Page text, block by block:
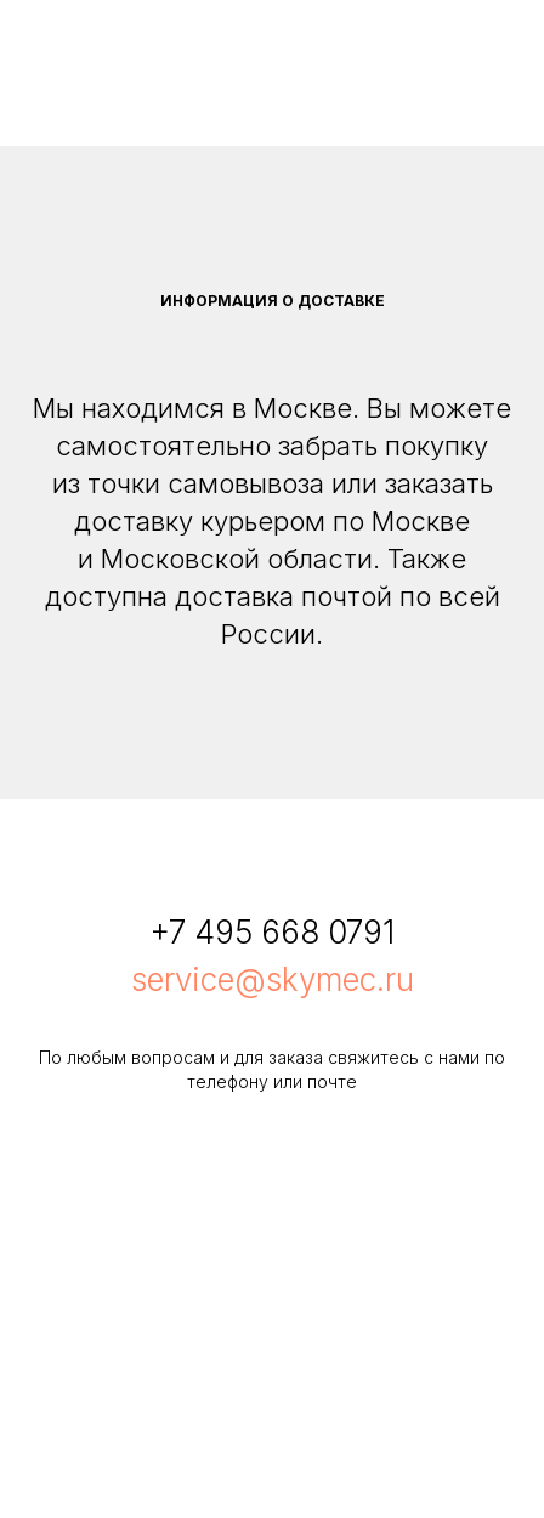
ИНФОРМАЦИЯ О ДОСТАВКЕ
Мы находимся в Москве. Вы можете
самостоятельно забрать покупку
из точки самовывоза или заказать
доставку курьером по Москве
и Московской области. Также
доступна доставка почтой по всей
России.
+7 495 668 0791
service@skymec.ru
По любым вопросам и для заказа свяжитесь с нами по
телефону или почте